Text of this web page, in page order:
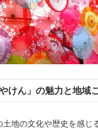
けん」の魅力と地域
土地の文化や歴史を感じ